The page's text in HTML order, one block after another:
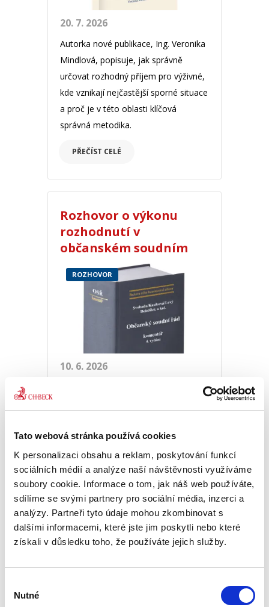
Tato webová stránka používá cookies
K personalizaci obsahu a reklam, poskytování funkcí
sociálních médií a analýze naší návštěvnosti využíváme
soubory cookie. Informace o tom, jak náš web používáte,
sdílíme se svými partnery pro sociální média, inzerci a
analýzy. Partneři tyto údaje mohou zkombinovat s
dalšími informacemi, které jste jim poskytli nebo které
získali v důsledku toho, že používáte jejich služby.
souhlasu
Nutné
20. 7. 2026
Autorka nové publikace, Ing. Veronika
Mindlová, popisuje, jak správně
určovat rozhodný příjem pro výživné,
kde vznikají nejčastější sporné situace
a proč je v této oblasti klíčová
správná metodika.
PŘEČÍST CELÉ
Rozhovor o výkonu
rozhodnutí v
občanském soudním
řádu
ROZHOVOR
10. 6. 2026
význam komentáře a praktické
aspekty procesního práva při výkonu
rozhodnutí v soudní praxi.
PŘEČÍST CELÉ